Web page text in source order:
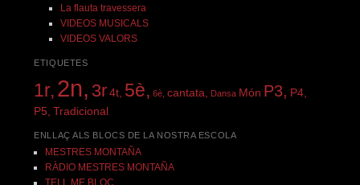
La flauta travessera
VIDEOS MUSICALS
VIDEOS VALORS
ETIQUETES
1r,2n, 3r 4t, 5è, 6è, cantata, Dansa Món P3, P4,
P5, Tradicional
ENLLAÇ ALS BLOCS DE LA NOSTRA ESCOLA
MESTRES MONTAÑA
RÀDIO MESTRES MONTAÑA